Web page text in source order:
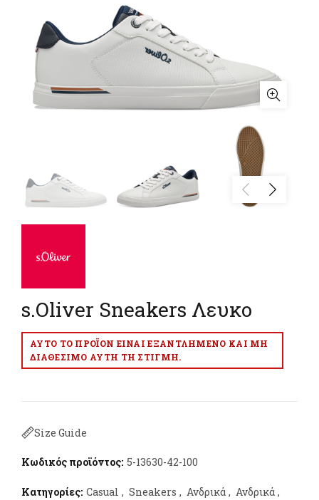
s.Oliver Sneakers Λευκο
ΑΥΤΌ ΤΟ ΠΡΟΪΌΝ ΕΊΝΑΙ ΕΞΑΝΤΛΗΜΈΝΟ ΚΑΙ ΜΗ
ΔΙΑΘΈΣΙΜΟ ΑΥΤΉ ΤΗ ΣΤΙΓΜΉ.
Size Guide
Κωδικός προϊόντος: 5-13630-42-100
Κατηγορίες: Casual , Sneakers , Ανδρικά , Ανδρικά ,